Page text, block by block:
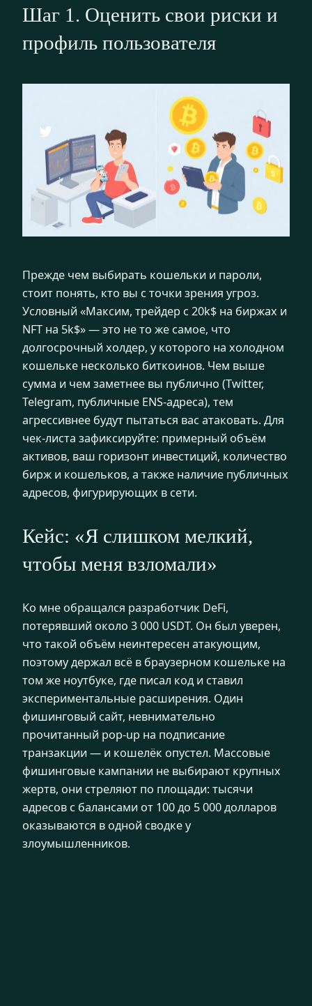
Шаг 1. Оценить свои риски и
профиль пользователя
Прежде чем выбирать кошельки и пароли,
стоит понять, кто вы с точки зрения угроз.
Условный «Максим, трейдер с 20k$ на биржах и
NFT на 5k$» — это не то же самое, что
долгосрочный холдер, у которого на холодном
кошельке несколько биткоинов. Чем выше
сумма и чем заметнее вы публично (Twitter,
Telegram, публичные ENS-адреса), тем
агрессивнее будут пытаться вас атаковать. Для
чек-листа зафиксируйте: примерный объём
активов, ваш горизонт инвестиций, количество
бирж и кошельков, а также наличие публичных
адресов, фигурирующих в сети.
Кейс: «Я слишком мелкий,
чтобы меня взломали»
Ко мне обращался разработчик DeFi,
потерявший около 3 000 USDT. Он был уверен,
что такой объём неинтересен атакующим,
поэтому держал всё в браузерном кошельке на
том же ноутбуке, где писал код и ставил
экспериментальные расширения. Один
фишинговый сайт, невнимательно
прочитанный pop-up на подписание
транзакции — и кошелёк опустел. Массовые
фишинговые кампании не выбирают крупных
жертв, они стреляют по площади: тысячи
адресов с балансами от 100 до 5 000 долларов
оказываются в одной сводке у
злоумышленников.